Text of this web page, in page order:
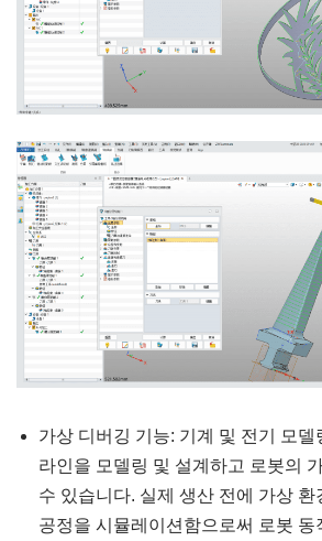
가상 디버깅 기능: 기계 및 전기 모
라인을 모델링 및 설계하고 로봇의
수 있습니다. 실제 생산 전에 가상 환
공정을 시뮬레이션함으로써 로봇 동